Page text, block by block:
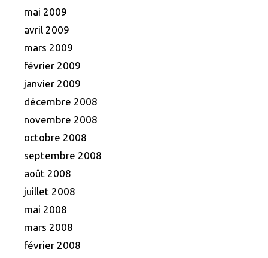
mai 2009
avril 2009
mars 2009
février 2009
janvier 2009
décembre 2008
novembre 2008
octobre 2008
septembre 2008
août 2008
juillet 2008
mai 2008
mars 2008
février 2008